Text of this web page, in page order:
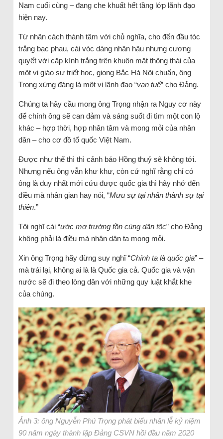
Nam cuối cùng – đang che khuất hết tầng lớp lãnh đạo
hiện nay.
Từ nhân cách thành tâm với chủ nghĩa, cho đến đầu tóc
trắng bạc phau, cái vóc dáng nhân hậu nhưng cương
quyết với cặp kính trắng trên khuôn mặt thông thái của
một vị giáo sư triết học, giọng Bắc Hà Nội chuẩn, ông
Trọng xứng đáng là một vị lãnh đạo “vạn tuế” cho Đảng.
Chúng ta hãy cầu mong ông Trọng nhận ra Nguy cơ này
để chính ông sẽ can đảm và sáng suốt đi tìm một con lộ
khác – hợp thời, hợp nhân tâm và mong mỏi của nhân
dân – cho cơ đồ tổ quốc Việt Nam.
Được như thế thì thì cảnh báo Hồng thuỷ sẽ không tới.
Nhưng nếu ông vẫn khư khư, còn cứ nghĩ rằng chỉ có
ông là duy nhất mới cứu được quốc gia thì hãy nhớ đến
điều mà nhân gian hay nói, “Mưu sự tại nhân thành sự tại
thiên.”
Tôi nghĩ cái “ước mơ trường tồn cùng dân tộc” cho Đảng
không phải là điều mà nhân dân ta mong mỏi.
Xin ông Trọng hãy đừng suy nghĩ “Chính ta là quốc gia” –
mà trái lại, không ai là là Quốc gia cả. Quốc gia và vận
nước sẽ đi theo lòng dân với những quy luật khắt khe
của chúng.
Ảnh 3: ông Nguyễn Phú Trọng phát biểu nhân lễ kỷ niệm
90 năm ngày thành lập Đảng CSVN hồi đầu năm 2020